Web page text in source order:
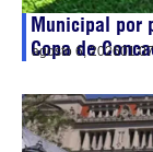
Municipal por
Copa de
agosto 6, 202601:07